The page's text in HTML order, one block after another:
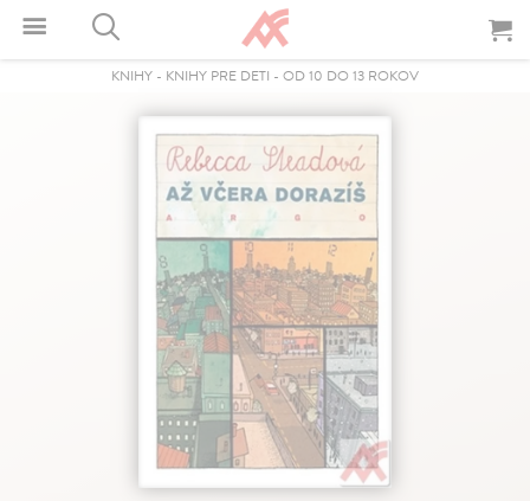
KNIHY - KNIHY PRE DETI - OD 10 DO 13 ROKOV